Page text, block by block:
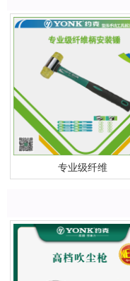
专业级纤维